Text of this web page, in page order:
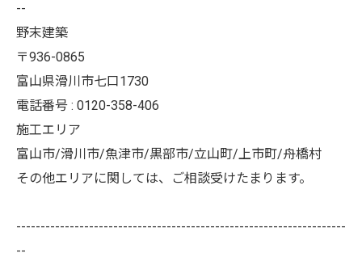
--
野末建築
〒936-0865
富山県滑川市七口1730
電話番号 : 0120-358-406
施工エリア
富山市/滑川市/魚津市/黒部市/立山町/上市町/舟橋村
その他エリアに関しては、ご相談受けたまります。
--------------------------------------------------------------------
--